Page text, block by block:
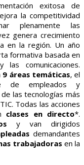
exitosa de
la competitividad
plenamente las
genera crecimiento
en la región. Un año
formativa basada en
comunicaciones.
9 áreas temáticas, el
de empleados y
las tecnologías más
Todas las acciones
clases en directo*.
y van dirigidos
demandantes
trabajadoras en la